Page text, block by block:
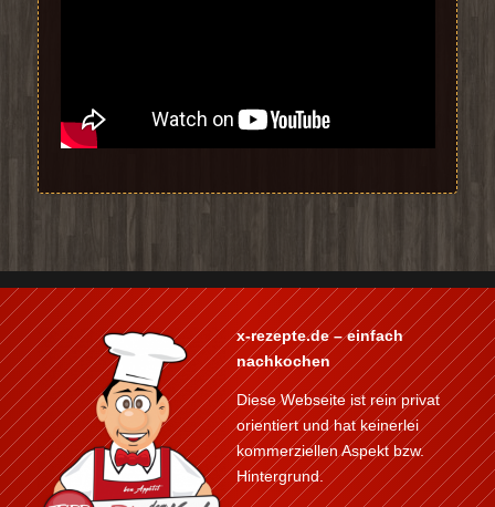
x-rezepte.de – einfach
nachkochen
Diese Webseite ist rein privat
orientiert und hat keinerlei
kommerziellen Aspekt bzw.
Hintergrund.